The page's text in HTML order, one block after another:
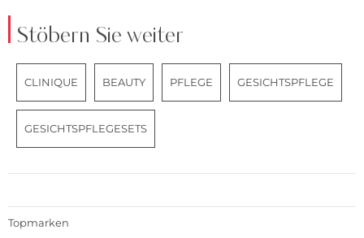
Stöbern Sie weiter
CLINIQUE BEAUTY PFLEGE GESICHTSPFLEGE
GESICHTSPFLEGESETS
Topmarken